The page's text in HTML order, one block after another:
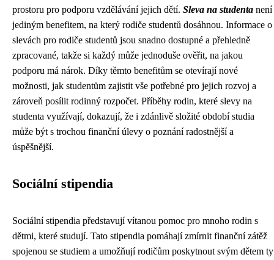
prostoru pro podporu vzdělávání jejich dětí. Sleva na studenta není
jediným benefitem, na který rodiče studentů dosáhnou. Informace o
slevách pro rodiče studentů jsou snadno dostupné a přehledně
zpracované, takže si každý může jednoduše ověřit, na jakou
podporu má nárok. Díky těmto benefitům se otevírají nové
možnosti, jak studentům zajistit vše potřebné pro jejich rozvoj a
zároveň posílit rodinný rozpočet. Příběhy rodin, které slevy na
studenta využívají, dokazují, že i zdánlivě složité období studia
může být s trochou finanční úlevy o poznání radostnější a
úspěšnější.
Sociální stipendia
Sociální stipendia představují vítanou pomoc pro mnoho rodin s
dětmi, které studují. Tato stipendia pomáhají zmírnit finanční zátěž
spojenou se studiem a umožňují rodičům poskytnout svým dětem ty